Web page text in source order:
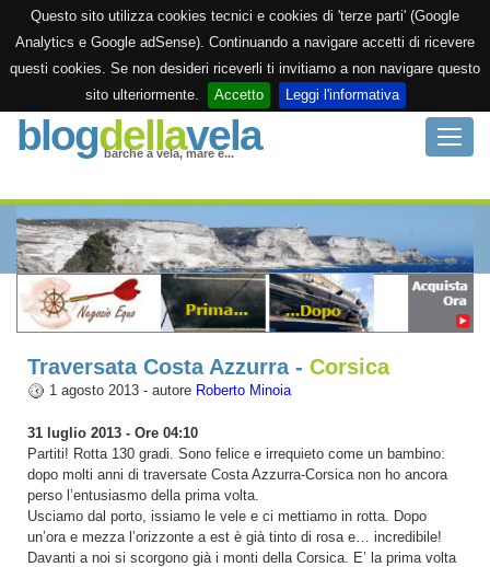
Questo sito utilizza cookies tecnici e cookies di 'terze parti' (Google
Analytics e Google adSense). Continuando a navigare accetti di ricevere
questi cookies. Se non desideri riceverli ti invitiamo a non navigare questo
sito ulteriormente.
Accetto Leggi l'informativa
blogdellavela
barche a vela, mare e...
Toggle
Home
Diario di bordo
Archivio
Siti utili
Contattami
Traversata Costa Azzurra - Corsica
1 agosto 2013 - autore Roberto Minoia
31 luglio 2013 - Ore 04:10
Partiti! Rotta 130 gradi. Sono felice e irrequieto come un bambino:
dopo molti anni di traversate Costa Azzurra-Corsica non ho ancora
perso l’entusiasmo della prima volta.
Usciamo dal porto, issiamo le vele e ci mettiamo in rotta. Dopo
un’ora e mezza l’orizzonte a est è già tinto di rosa e… incredibile!
Davanti a noi si scorgono già i monti della Corsica. E’ la prima volta